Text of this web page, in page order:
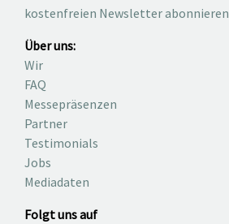
kostenfreien Newsletter abonnieren
Über uns:
Wir
FAQ
Messepräsenzen
Partner
Testimonials
Jobs
Mediadaten
Folgt uns auf